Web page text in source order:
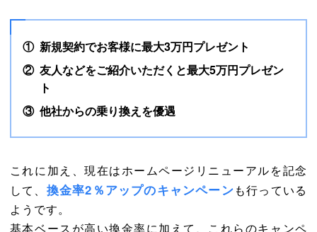
新規契約でお客様に最大3万円プレゼント
友人などをご紹介いただくと最大5万円プレゼン
ト
他社からの乗り換えを優遇
これに加え、現在はホームページリニューアルを記念
して、 換金率2％アップのキャンペーンも行っている
ようです。
基本ベースが高い換金率に加えて、これらのキャンペ